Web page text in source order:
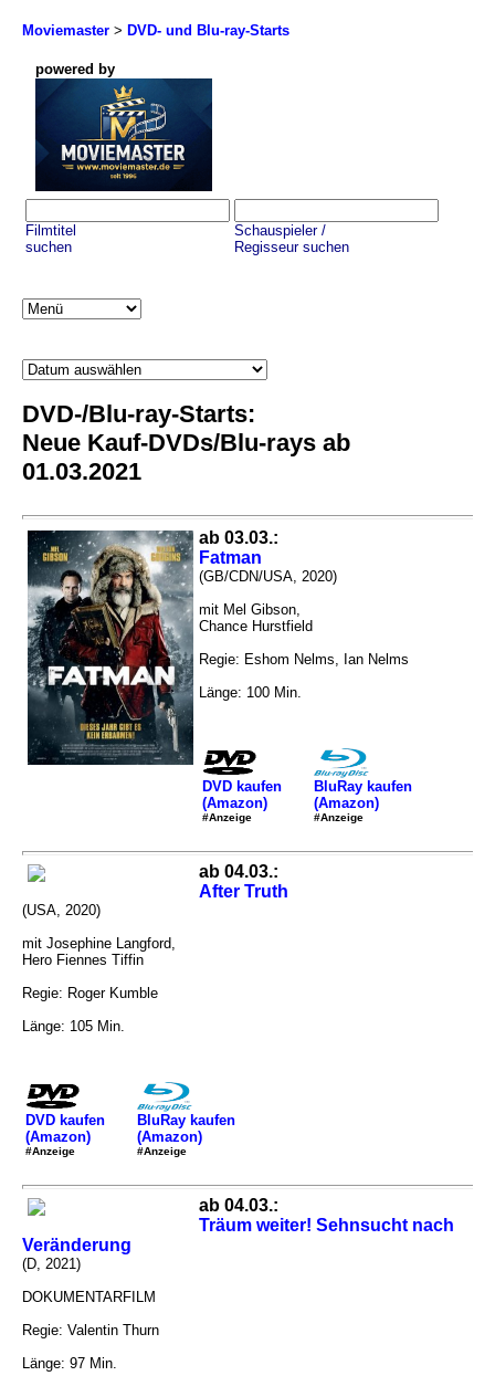
Moviemaster > DVD- und Blu-ray-Starts
powered by
Filmtitel
suchen
Schauspieler /
Regisseur suchen
DVD-/Blu-ray-Starts:
Neue Kauf-DVDs/Blu-rays ab
01.03.2021
ab 03.03.:
Fatman
(GB/CDN/USA, 2020)
mit Mel Gibson,
Chance Hurstfield
Regie: Eshom Nelms, Ian Nelms
Länge: 100 Min.
DVD kaufen
(Amazon)
#Anzeige
BluRay kaufen
(Amazon)
#Anzeige
ab 04.03.:
After Truth
(USA, 2020)
mit Josephine Langford,
Hero Fiennes Tiffin
Regie: Roger Kumble
Länge: 105 Min.
DVD kaufen
(Amazon)
#Anzeige
BluRay kaufen
(Amazon)
#Anzeige
ab 04.03.:
Träum weiter! Sehnsucht nach
Veränderung
(D, 2021)
DOKUMENTARFILM
Regie: Valentin Thurn
Länge: 97 Min.